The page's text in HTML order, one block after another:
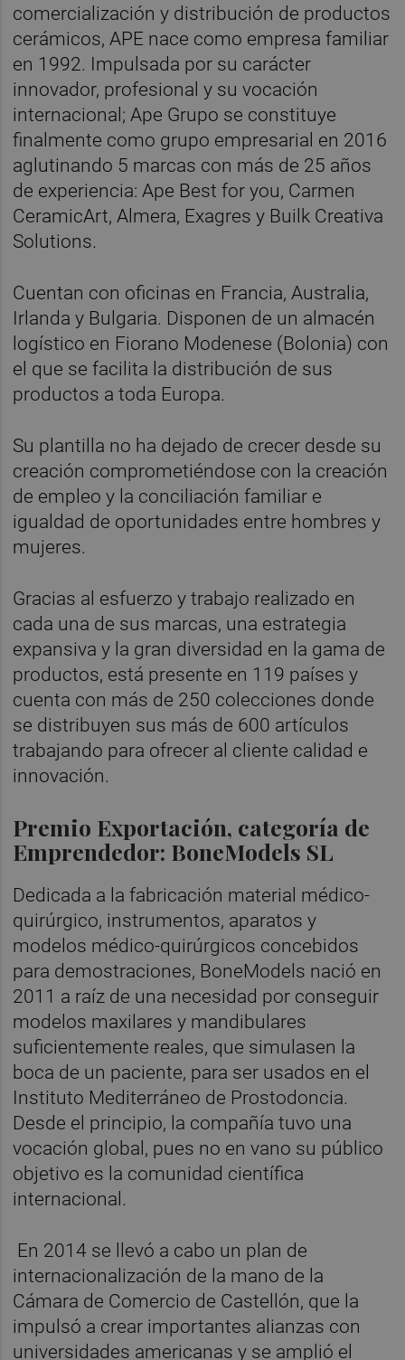
comercialización y distribución de productos
cerámicos, APE nace como empresa familiar
en 1992. Impulsada por su carácter
innovador, profesional y su vocación
internacional; Ape Grupo se constituye
finalmente como grupo empresarial en 2016
aglutinando 5 marcas con más de 25 años
de experiencia: Ape Best for you, Carmen
CeramicArt, Almera, Exagres y Builk Creativa
Solutions.
Cuentan con oficinas en Francia, Australia,
Irlanda y Bulgaria. Disponen de un almacén
logístico en Fiorano Modenese (Bolonia) con
el que se facilita la distribución de sus
productos a toda Europa.
Su plantilla no ha dejado de crecer desde su
creación comprometiéndose con la creación
de empleo y la conciliación familiar e
igualdad de oportunidades entre hombres y
mujeres.
Gracias al esfuerzo y trabajo realizado en
cada una de sus marcas, una estrategia
expansiva y la gran diversidad en la gama de
productos, está presente en 119 países y
cuenta con más de 250 colecciones donde
se distribuyen sus más de 600 artículos
trabajando para ofrecer al cliente calidad e
innovación.
Premio Exportación, categoría de
Emprendedor: BoneModels SL
Dedicada a la fabricación material médico-
quirúrgico, instrumentos, aparatos y
modelos médico-quirúrgicos concebidos
para demostraciones, BoneModels nació en
2011 a raíz de una necesidad por conseguir
modelos maxilares y mandibulares
suficientemente reales, que simulasen la
boca de un paciente, para ser usados en el
Instituto Mediterráneo de Prostodoncia.
Desde el principio, la compañía tuvo una
vocación global, pues no en vano su público
objetivo es la comunidad científica
internacional.
En 2014 se llevó a cabo un plan de
internacionalización de la mano de la
Cámara de Comercio de Castellón, que la
impulsó a crear importantes alianzas con
universidades americanas y se amplió el